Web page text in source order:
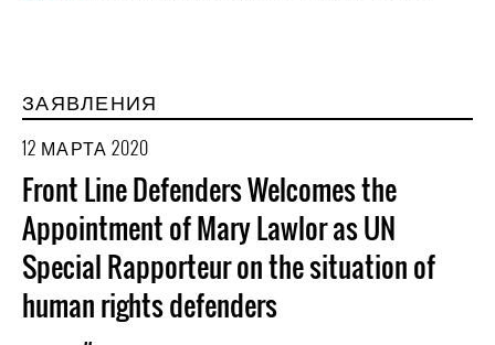
ЗАЯВЛЕНИЯ
12 МАРТА 2020
Front Line Defenders Welcomes the
Appointment of Mary Lawlor as UN
Special Rapporteur on the situation of
human rights defenders